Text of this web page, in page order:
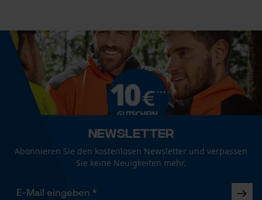
Newsletter
Abonnieren Sie den kostenlosen Newsletter und verpassen
Sie keine Neuigkeiten mehr.
Fact-Finder Tracking
Funktionale Cookies
Loop54 Personalization
Personalisierte Startseite
Gespeicherter Warenkorb
Persönliche Begrüßung